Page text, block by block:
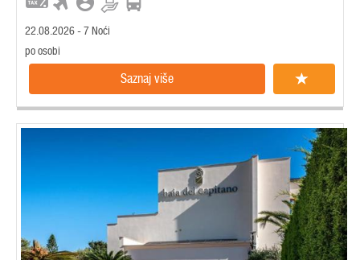
22.08.2026 - 7 Noći
po osobi
Saznaj više